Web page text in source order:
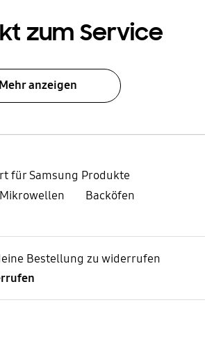
zum Service
Mehr anzeigen
für Samsung Produkte
Backöfen
Bestellung zu widerrufen